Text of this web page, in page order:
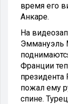
время его
Анкаре.
На
Эммануэль
Франции
президента
пожал ему
спине.